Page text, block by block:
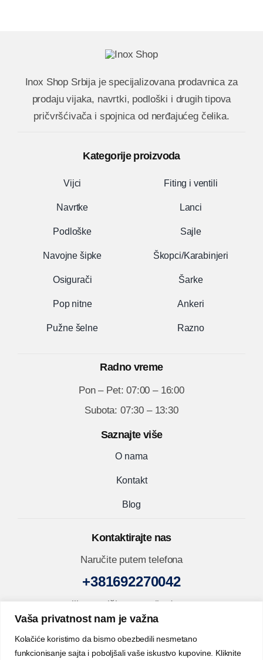
Vaša privatnost nam je važna
Kolačiće koristimo da bismo obezbedili nesmetano
funkcionisanje sajta i poboljšali vaše iskustvo kupovine. Kliknite
Inox Shop Srbijaje specijalizovana prodavnica za
prodaju vijaka, navrtki, podloški i drugih tipova
pričvršćivača i spojnica od nerđajućeg čelika.
Kategorije proizvoda
Vijci
Navrtke
Podloške
Navojne šipke
Osigurači
Pop nitne
Pužne šelne
Fiting i ventili
Lanci
Sajle
Škopci/Karabinjeri
Šarke
Ankeri
Razno
Radno vreme
Pon – Pet: 07:00 – 16:00
Subota: 07:30 – 13:30
Saznajte više
O nama
Kontakt
Blog
Pratite nas na društvenim mrežama
Kontaktirajte nas
Naručite putem telefona
+381692270042
ili nam pišite na mejl adresu
prodaja@inox-shop.rs